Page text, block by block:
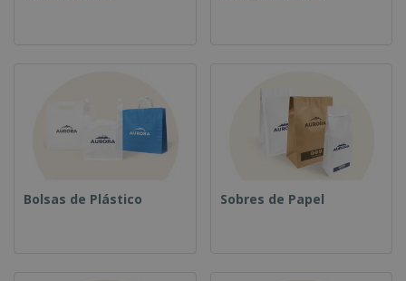
Bolsas de Plástico Sobres de Papel